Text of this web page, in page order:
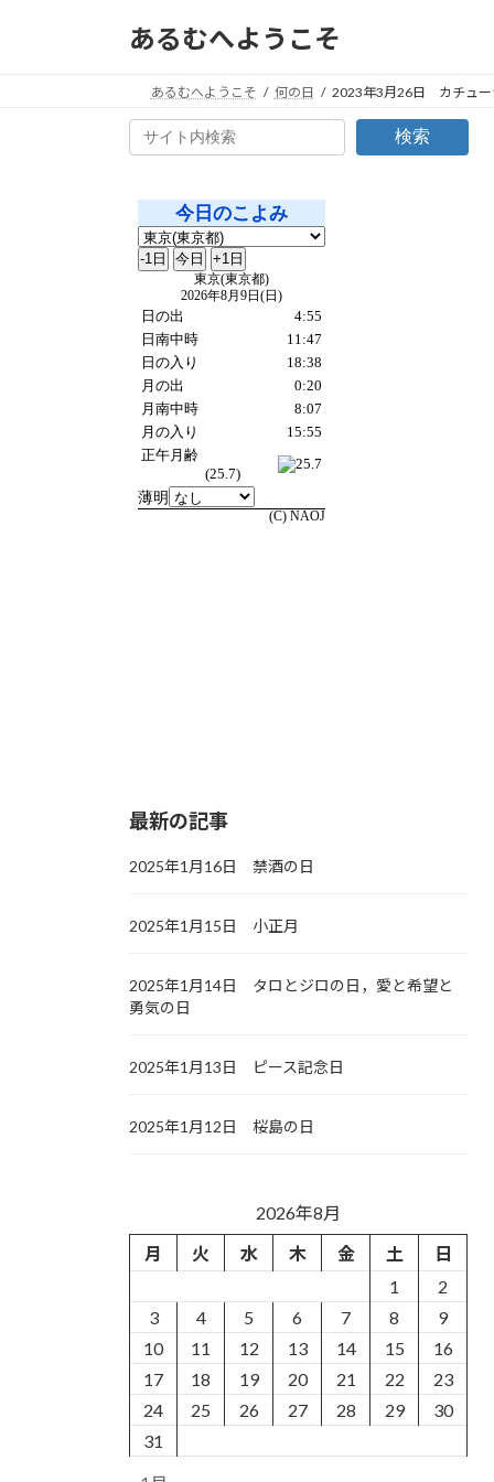
あるむへようこそ
あるむへようこそ 何の日 2023年3月26日 カチュー
検索
最新の記事
2025年1月16日 禁酒の日
2025年1月15日 小正月
2025年1月14日 タロとジロの日，愛と希望と
勇気の日
2025年1月13日 ピース記念日
2025年1月12日 桜島の日
2026年8月
月
火 水 木 金 土
日
1
2
3
4 5 6 7 8
9
10
11 12 13 14 15
16
17
18 19 20 21 22
23
24
25 26 27 28 29
30
31